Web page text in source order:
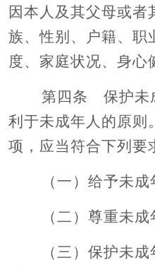
因本人及其父母或者
族、性别、户籍、职
度、家庭状况、身心
第四条 保护未
利于未成年人的原则
项，应当符合下列要
（一）给予未
（二）尊重未
（三）保护未